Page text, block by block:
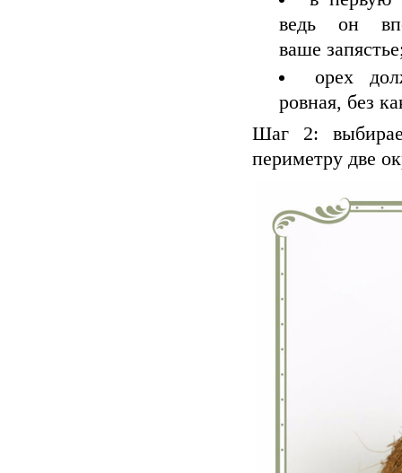
ведь он
ваше
орех
ровная, без
Шаг 2:
периметру две